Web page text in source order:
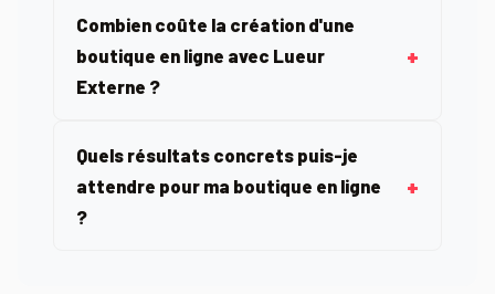
Combien coûte la création d'une
boutique en ligne avec Lueur
Externe ?
Quels résultats concrets puis-je
attendre pour ma boutique en ligne
?